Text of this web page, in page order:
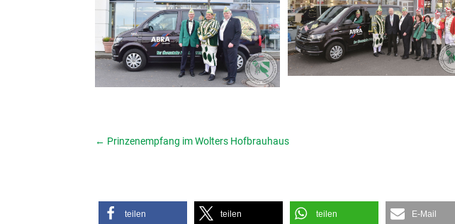
← Prinzenempfang im Wolters Hofbrauhaus
teilen teilen teilen E-Mail